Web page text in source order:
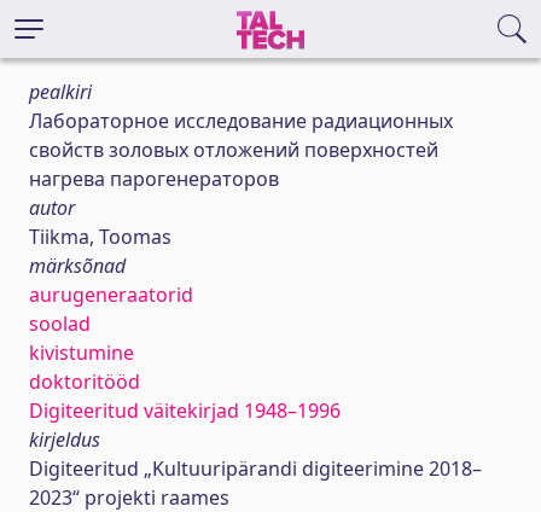
pealkiri
Лабораторное исследование радиационных
свойств золовых отложений поверхностей
нагрева парогенераторов
autor
Tiikma, Toomas
märksõnad
aurugeneraatorid
soolad
kivistumine
doktoritööd
Digiteeritud väitekirjad 1948–1996
kirjeldus
Digiteeritud „Kultuuripärandi digiteerimine 2018–
2023“ projekti raames